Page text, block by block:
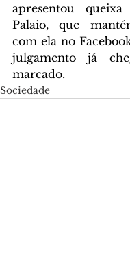
apresentou
Palaio, que
com ela no
julgamento já
marcado.
Sociedade